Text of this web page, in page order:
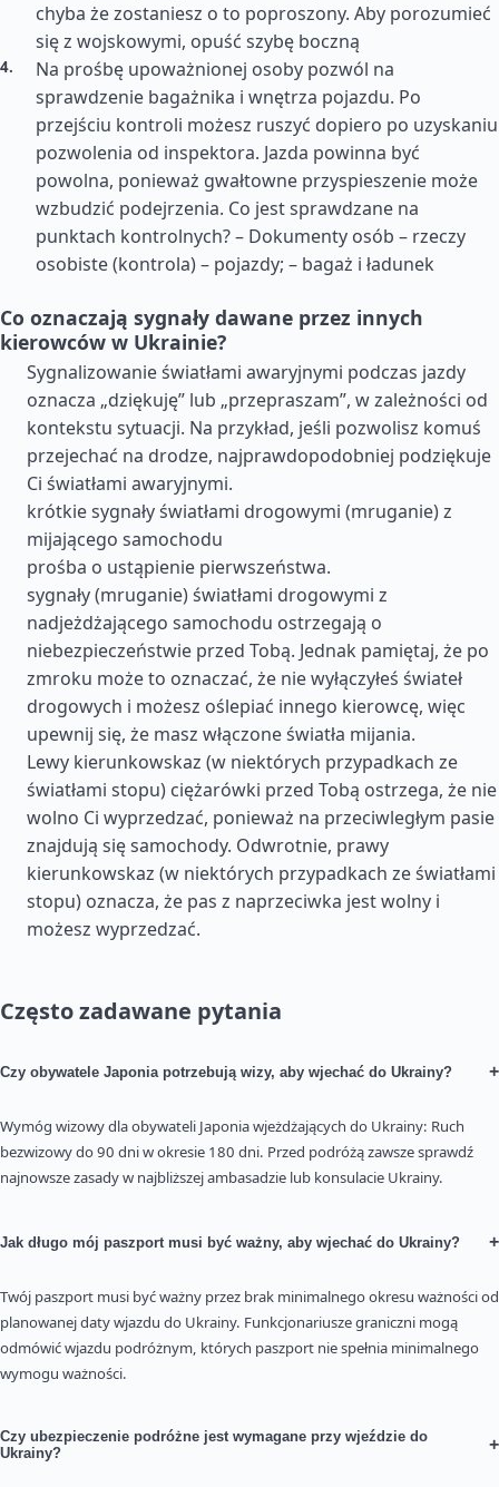
chyba że zostaniesz o to poproszony. Aby porozumieć
się z wojskowymi, opuść szybę boczną
Na prośbę upoważnionej osoby pozwól na
sprawdzenie bagażnika i wnętrza pojazdu. Po
przejściu kontroli możesz ruszyć dopiero po uzyskaniu
pozwolenia od inspektora. Jazda powinna być
powolna, ponieważ gwałtowne przyspieszenie może
wzbudzić podejrzenia. Co jest sprawdzane na
punktach kontrolnych? – Dokumenty osób – rzeczy
osobiste (kontrola) – pojazdy; – bagaż i ładunek
Co oznaczają sygnały dawane przez innych
kierowców w Ukrainie?
Sygnalizowanie światłami awaryjnymi podczas jazdy
oznacza „dziękuję” lub „przepraszam”, w zależności od
kontekstu sytuacji. Na przykład, jeśli pozwolisz komuś
przejechać na drodze, najprawdopodobniej podziękuje
Ci światłami awaryjnymi.
krótkie sygnały światłami drogowymi (mruganie) z
mijającego samochodu
prośba o ustąpienie pierwszeństwa.
sygnały (mruganie) światłami drogowymi z
nadjeżdżającego samochodu ostrzegają o
niebezpieczeństwie przed Tobą. Jednak pamiętaj, że po
zmroku może to oznaczać, że nie wyłączyłeś świateł
drogowych i możesz oślepiać innego kierowcę, więc
upewnij się, że masz włączone światła mijania.
Lewy kierunkowskaz (w niektórych przypadkach ze
światłami stopu) ciężarówki przed Tobą ostrzega, że nie
wolno Ci wyprzedzać, ponieważ na przeciwległym pasie
znajdują się samochody. Odwrotnie, prawy
kierunkowskaz (w niektórych przypadkach ze światłami
stopu) oznacza, że pas z naprzeciwka jest wolny i
możesz wyprzedzać.
Często zadawane pytania
Czy obywatele Japonia potrzebują wizy, aby wjechać do Ukrainy? +
Wymóg wizowy dla obywateli Japonia wjeżdżających do Ukrainy: Ruch
bezwizowy do 90 dni w okresie 180 dni. Przed podróżą zawsze sprawdź
najnowsze zasady w najbliższej ambasadzie lub konsulacie Ukrainy.
Jak długo mój paszport musi być ważny, aby wjechać do Ukrainy? +
Twój paszport musi być ważny przez brak minimalnego okresu ważności od
planowanej daty wjazdu do Ukrainy. Funkcjonariusze graniczni mogą
odmówić wjazdu podróżnym, których paszport nie spełnia minimalnego
wymogu ważności.
Czy ubezpieczenie podróżne jest wymagane przy wjeździe do
Ukrainy?
+